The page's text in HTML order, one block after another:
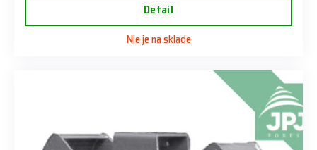
Detail
Nie je na sklade